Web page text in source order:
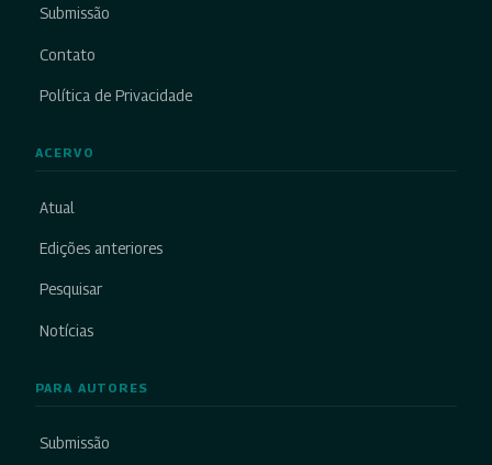
Submissão
Contato
Política de Privacidade
ACERVO
Atual
Edições anteriores
Pesquisar
Notícias
PARA AUTORES
Submissão